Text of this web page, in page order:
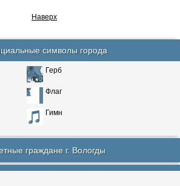
Наверх
символы города
Герб
Флаг
Гимн
граждане г. Вологды